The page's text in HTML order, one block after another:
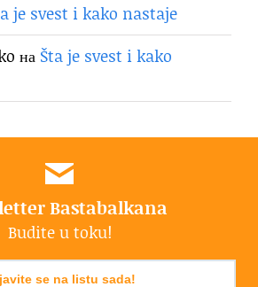
je svest i kako nastaje
на Šta je svest i kako
Bastabalkana
Budite u toku!
se na listu sada!